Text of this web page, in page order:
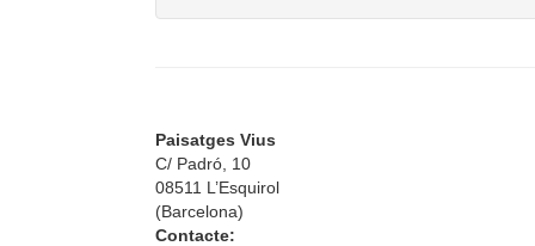
Paisatges Vius
C/ Padró, 10
08511 L’Esquirol
(Barcelona)
Contacte: